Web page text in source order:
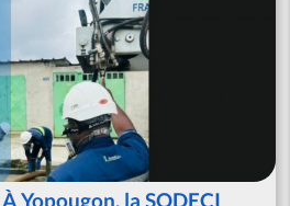
Yopougon, la SODECI